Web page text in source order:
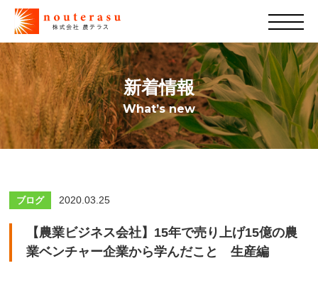
新着情報
What’s new
ブログ 2020.03.25
【農業ビジネス会社】15年で売り上げ15億の農
業ベンチャー企業から学んだこと 生産編